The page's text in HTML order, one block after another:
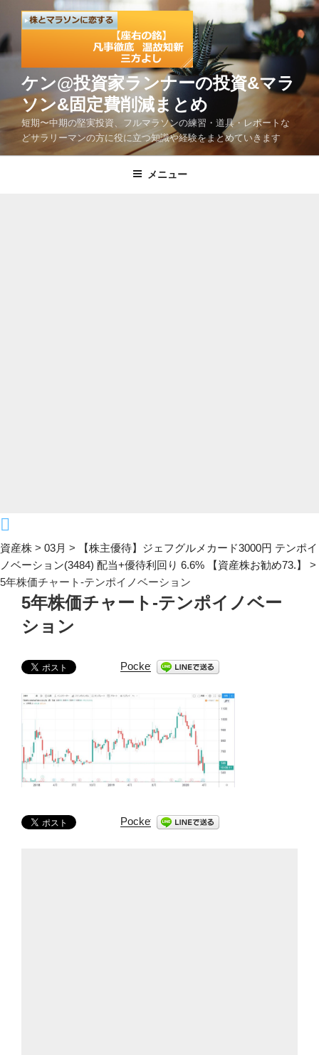
テ
ン
ス
キ
ケン@投資家ランナーの投資&マラ
ソン&固定費削減まとめ
短期〜中期の堅実投資、フルマラソンの練習・道具・レポートな
どサラリーマンの方に役に立つ知識や経験をまとめていきます
メニュー
資産株 > 03月 >
【株主優待】ジェフグルメカード3000円 テンポイ
ノベーション(3484) 配当+優待利回り 6.6% 【資産株お勧め73.】
>
5年株価チャート-テンポイノベーション
5年株価チャート-テンポイノベー
ション
Pocket
Pocket